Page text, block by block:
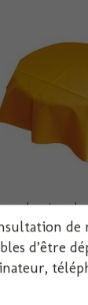
ronde voie
Voir
de
d’être